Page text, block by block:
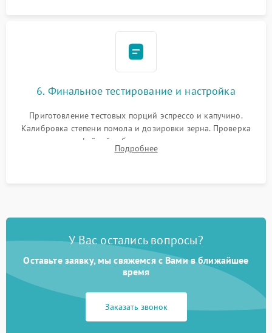
6. Финальное тестирование и настройка
Приготовление тестовых порций эспрессо и капучино.
Калибровка степени помола и дозировки зерна. Проверка
плотности кофейной таблетки, температуры напитка и
качества молочной пены. Контроль отсутствия посторонних
Подробнее
У Вас остались вопросы?
Оставьте заявку, мы свяжемся с Вами в ближайшее
время
Заказать звонок